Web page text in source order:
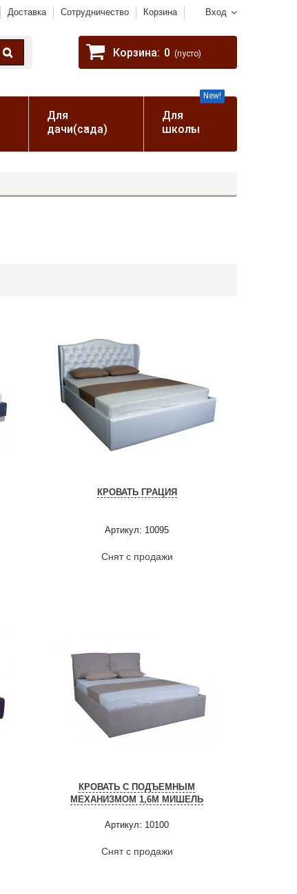
Вход
Доставка Сотрудничество Корзина
Корзина: 0 (пусто)
Для
дачи(сада)
Для
школы
New!
КРОВАТЬ ГРАЦИЯ
Артикул: 10095
Снят с продажи
КРОВАТЬ С ПОДЪЕМНЫМ
МЕХАНИЗМОМ 1,6М МИШЕЛЬ
Артикул: 10100
Снят с продажи